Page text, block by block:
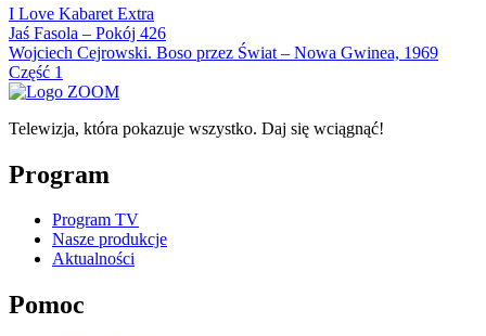
I Love Kabaret Extra
Jaś Fasola – Pokój 426
Wojciech Cejrowski. Boso przez Świat – Nowa Gwinea, 1969
Część 1
Telewizja, która pokazuje wszystko. Daj się wciągnąć!
Program
Program TV
Nasze produkcje
Aktualności
Pomoc